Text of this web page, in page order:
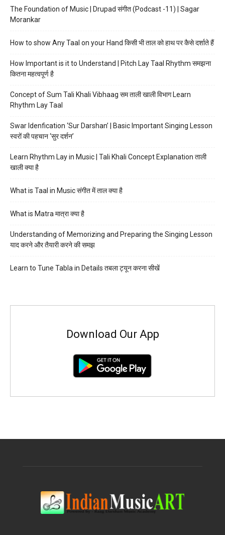
The Foundation of Music | Drupad संगीत (Podcast -11) | Sagar
Morankar
How to show Any Taal on your Hand किसी भी ताल को हाथ पर कैसे दर्शाते हैं
How Important is it to Understand | Pitch Lay Taal Rhythm समझना
कितना महत्वपूर्ण है
Concept of Sum Tali Khali Vibhaag सम ताली खाली विभाग Learn
Rhythm Lay Taal
Swar Idenfication ‘Sur Darshan’ | Basic Important Singing Lesson
स्वरों की पहचान ‘सुर दर्शन’
Learn Rhythm Lay in Music | Tali Khali Concept Explanation ताली
खाली क्या है
What is Taal in Music संगीत में ताल क्या है
What is Matra मात्रा क्या है
Understanding of Memorizing and Preparing the Singing Lesson
याद करने और तैयारी करने की समझ
Learn to Tune Tabla in Details तबला ट्यून करना सीखें
Download Our App